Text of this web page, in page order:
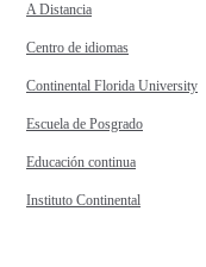
A Distancia
Centro de idiomas
Continental Florida University
Escuela de Posgrado
Educación continua
Instituto Continental